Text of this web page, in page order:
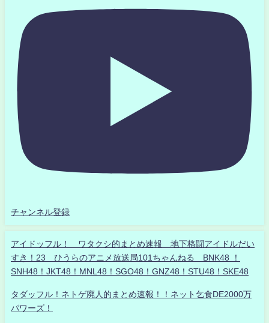
チャンネル登録
アイドッフル！ ワタクシ的まとめ速報 地下格闘アイドルだい
すき！23 ひうらのアニメ放送局101ちゃんねる BNK48 ！
SNH48！JKT48！MNL48！SGO48！GNZ48！STU48！SKE48
タダッフル！ネトゲ廃人的まとめ速報！！ネット乞食DE2000万
パワーズ！